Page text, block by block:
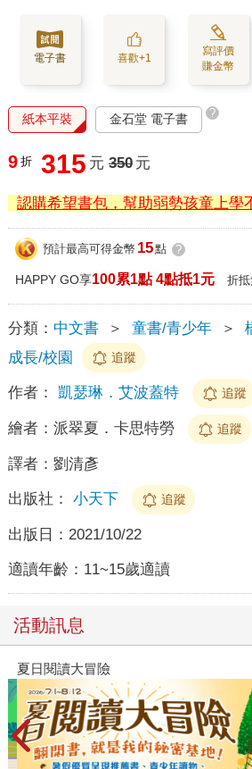
電子書 喜歡+1
寫評價
賺金幣
紙本平裝 金石堂 電子書 ?
9 折 315 元 350 元
認購希望書包，幫助弱勢孩童上學
預計最高可得金幣 15點 ?
HAPPY GO享100累1點 4點抵1元 折
分類： 中文書 ＞ 童書/青少年 ＞
成長/校園
追蹤
作者： 凱瑟琳．艾波蓋特 追蹤
繪者： 派翠夏．卡思特勞 追蹤
譯者： 劉清彥
出版社： 小天下 追蹤
出版日： 2021/10/22
適讀年齡： 11~15歲適讀
活動訊息
夏日閱讀大冒險